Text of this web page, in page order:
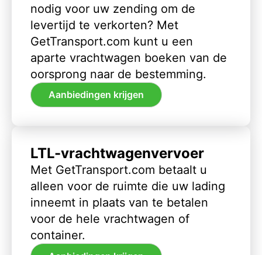
nodig voor uw zending om de
levertijd te verkorten? Met
GetTransport.com kunt u een
aparte vrachtwagen boeken van de
oorsprong naar de bestemming.
Aanbiedingen krijgen
LTL-vrachtwagenvervoer
Met GetTransport.com betaalt u
alleen voor de ruimte die uw lading
inneemt in plaats van te betalen
voor de hele vrachtwagen of
container.